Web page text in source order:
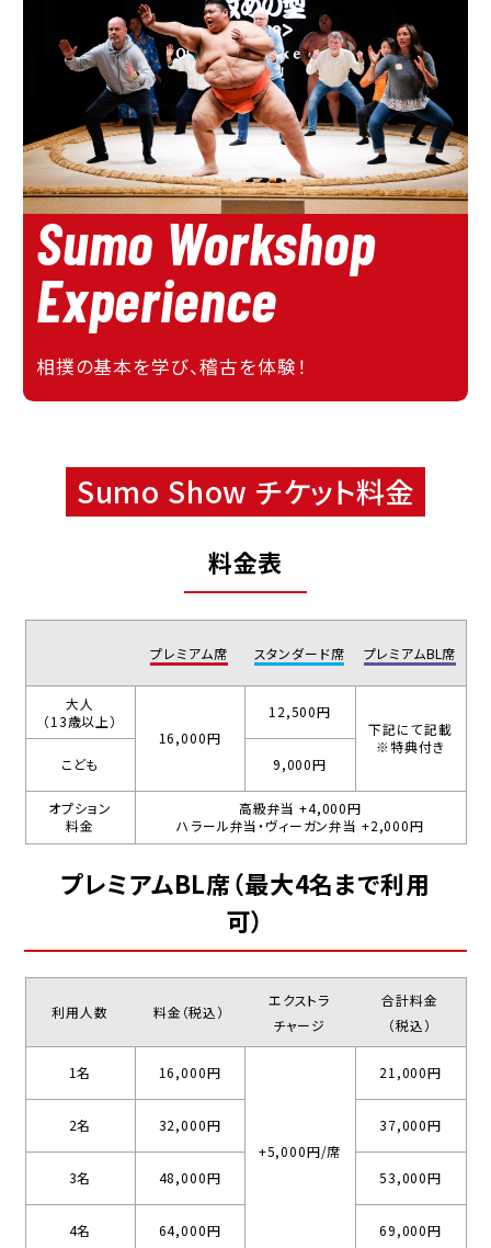
Sumo Workshop
Experience
相撲の基本を学び、稽古を体験！
Sumo Show チケット料金
料金表
プレミアム席 スタンダード席 プレミアムBL席
大人
（13歳以上）
16,000円
12,500円
下記にて記載
※特典付き
こども
9,000円
オプション
料金
高級弁当 +4,000円
ハラール弁当・ヴィーガン弁当 +2,000円
プレミアムBL席（最大4名まで利用
可）
利用人数 料金（税込）
エクストラ
チャージ
合計料金
（税込）
1名 16,000円
+5,000円/席
21,000円
2名 32,000円 37,000円
3名 48,000円 53,000円
4名 64,000円 69,000円